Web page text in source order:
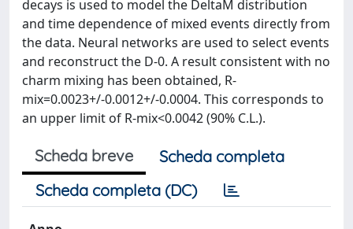
decays is used to model the DeltaM distribution
and time dependence of mixed events directly from
the data. Neural networks are used to select events
and reconstruct the D-0. A result consistent with no
charm mixing has been obtained, R-
mix=0.0023+/-0.0012+/-0.0004. This corresponds to
an upper limit of R-mix<0.0042 (90% C.L.).
Scheda breve
Scheda completa
Scheda completa (DC)